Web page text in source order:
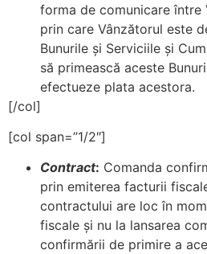
forma de comunicare între
prin care Vânzătorul este
Bunurile şi Serviciile şi
să primească aceste
efectueze plata acestora.
[/col]
[col span=”1/2″]
Contract: Comanda
prin emiterea facturii
contractului are loc în
fiscale şi nu la lansarea
confirmării de primire a